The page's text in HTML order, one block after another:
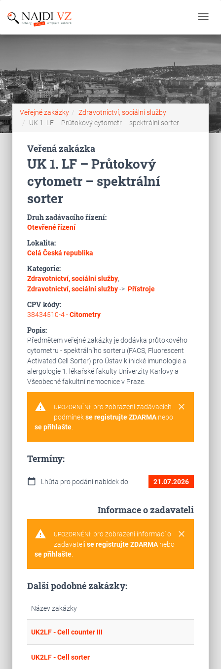
Veřejné zakázky
Zdravotnictví, sociální služby
UK 1. LF – Průtokový cytometr – spektrální sorter
Veřená zakázka
UK 1. LF – Průtokový
cytometr – spektrální
sorter
Druh zadávacího řízení:
Otevřené řízení
Lokalita:
Celá Česká republika
Kategorie:
Zdravotnictví, sociální služby,
Zdravotnictví, sociální služby-> Přístroje
CPV kódy:
38434510-4 -Citometry
Popis:
Předmětem veřejné zakázky je dodávka průtokového
cytometru - spektrálního sorteru (FACS, Fluorescent
Activated Cell Sorter) pro Ústav klinické imunologie a
alergologie 1. lékařské fakulty Univerzity Karlovy a
Všeobecné fakultní nemocnice v Praze.
warning clear
UPOZORNĚNÍ: pro zobrazení zadávacích
podmínekse registrujte ZDARMAnebo
se přihlašte.
Termíny:
calendar_today Lhůta pro podání nabídek do: 21.07.2026
Informace o zadavateli
warning clear
UPOZORNĚNÍ: pro zobrazení informací o
zadavateli se registrujte ZDARMAnebo
se přihlašte.
Další podobné zakázky:
Název zakázky
UK2LF - Cell counter III
UK2LF - Cell sorter